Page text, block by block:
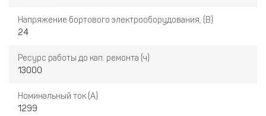
Напряжение бортового электрооборудования, (В)
24
Ресурс работы до кап. ремонта (ч)
13000
Номинальный ток (А)
1299